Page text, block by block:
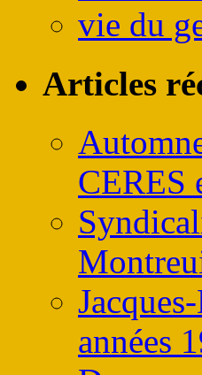
vie du
Articles
CERES
années